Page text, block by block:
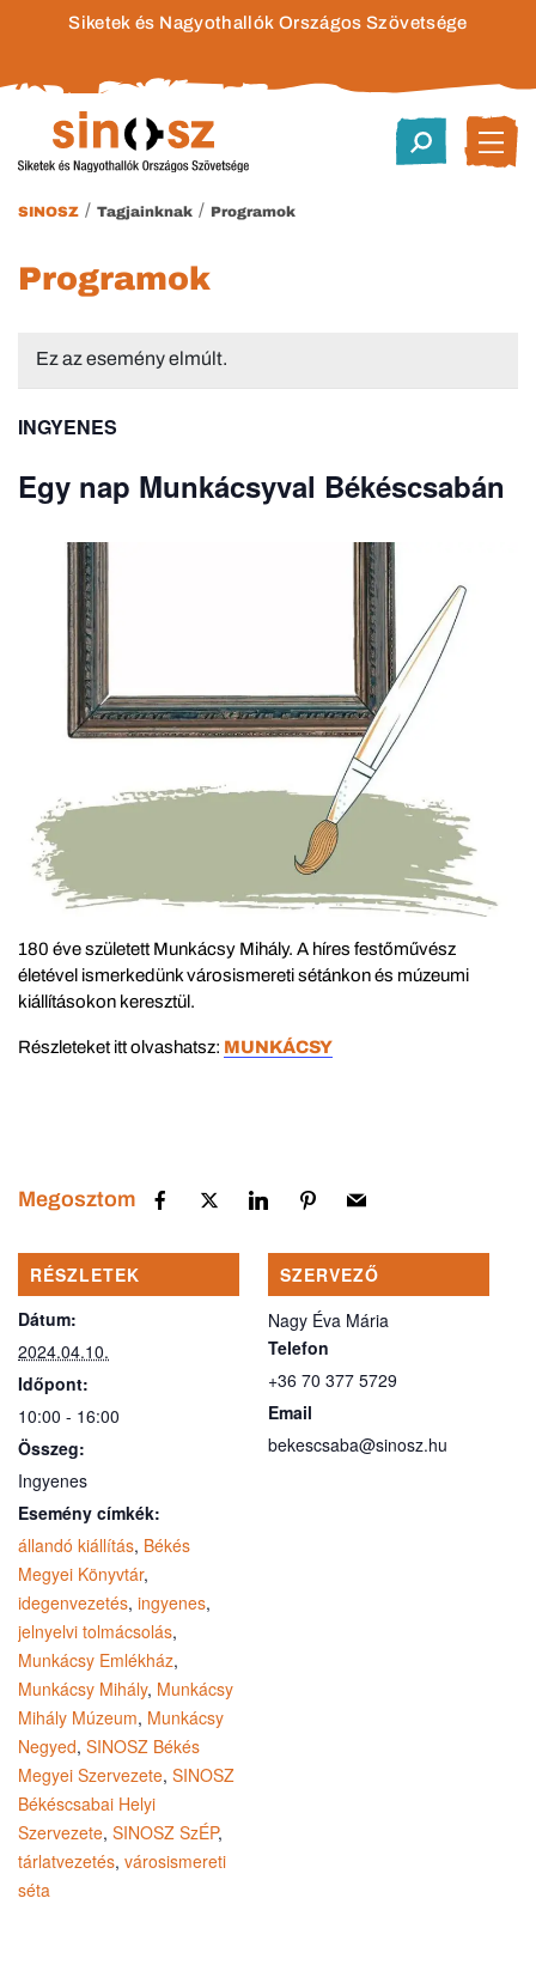
Siketek és Nagyothallók Országos Szövetsége
SINOSZ / Tagjainknak / Programok
Programok
Ez az esemény elmúlt.
INGYENES
Egy nap Munkácsyval Békéscsabán
180 éve született Munkácsy Mihály. A híres festőművész
életével ismerkedünk városismereti sétánkon és múzeumi
kiállításokon keresztül.
Részleteket itt olvashatsz: MUNKÁCSY
Megosztom
RÉSZLETEK
Dátum:
2024.04.10.
Időpont:
10:00 - 16:00
Összeg:
Ingyenes
Esemény címkék:
állandó kiállítás, Békés
Megyei Könyvtár,
idegenvezetés, ingyenes,
jelnyelvi tolmácsolás,
Munkácsy Emlékház,
Munkácsy Mihály, Munkácsy
Mihály Múzeum, Munkácsy
Negyed, SINOSZ Békés
Megyei Szervezete, SINOSZ
Békéscsabai Helyi
Szervezete, SINOSZ SzÉP,
tárlatvezetés, városismereti
séta
SZERVEZŐ
Nagy Éva Mária
Telefon
+36 70 377 5729
Email
bekescsaba@sinosz.hu